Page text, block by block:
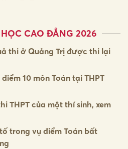
CAO ĐẲNG 2026
thi ở Quảng Trị được thi lại
10 môn Toán tại THPT
THPT của một thí sinh, xem
trong vụ điểm Toán bất